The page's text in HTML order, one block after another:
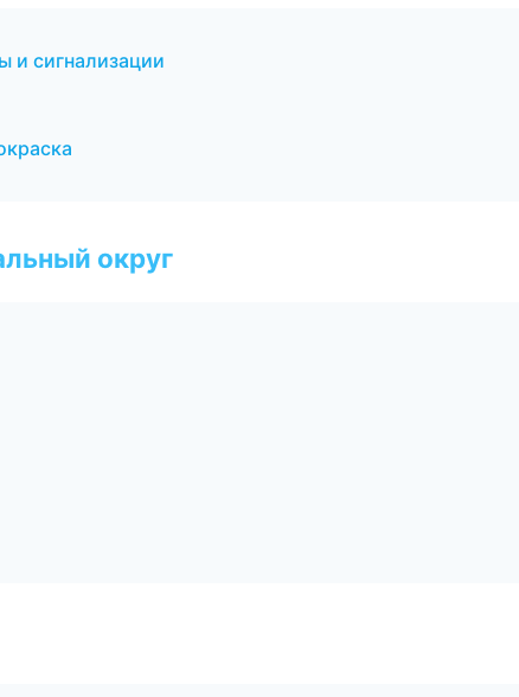
и сигнализации
округ